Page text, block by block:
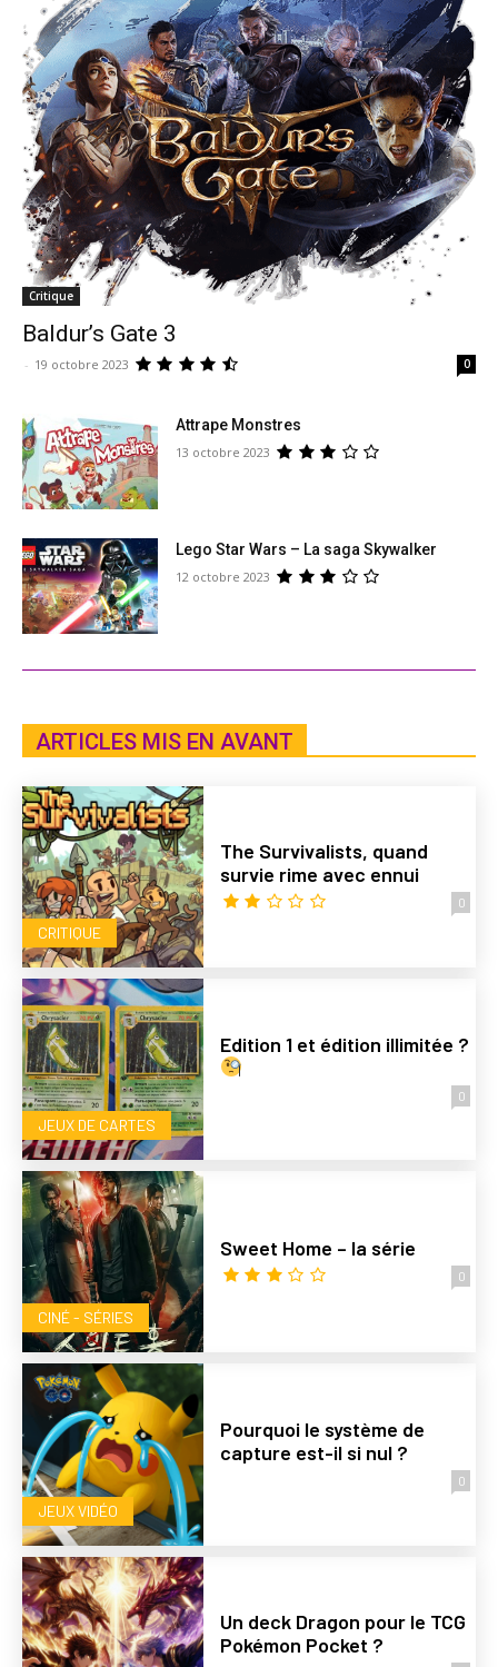
Critique
Baldur’s Gate 3
- 19 octobre 2023 0
Attrape Monstres
13 octobre 2023
Lego Star Wars – La saga Skywalker
12 octobre 2023
ARTICLES MIS EN AVANT
CRITIQUE
The Survivalists, quand
survie rime avec ennui
0
JEUX DE CARTES
Edition 1 et édition illimitée ?
0
CINÉ - SÉRIES
Sweet Home – la série
0
JEUX VIDÉO
Pourquoi le système de
capture est-il si nul ?
0
Un deck Dragon pour le TCG
Pokémon Pocket ?